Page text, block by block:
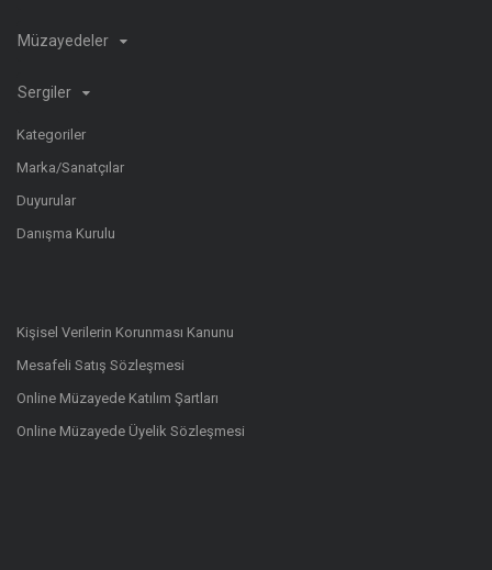
Müzayedeler
Sergiler
Kategoriler
Marka/Sanatçılar
Duyurular
Danışma Kurulu
Kişisel Verilerin Korunması Kanunu
Mesafeli Satış Sözleşmesi
Online Müzayede Katılım Şartları
Online Müzayede Üyelik Sözleşmesi